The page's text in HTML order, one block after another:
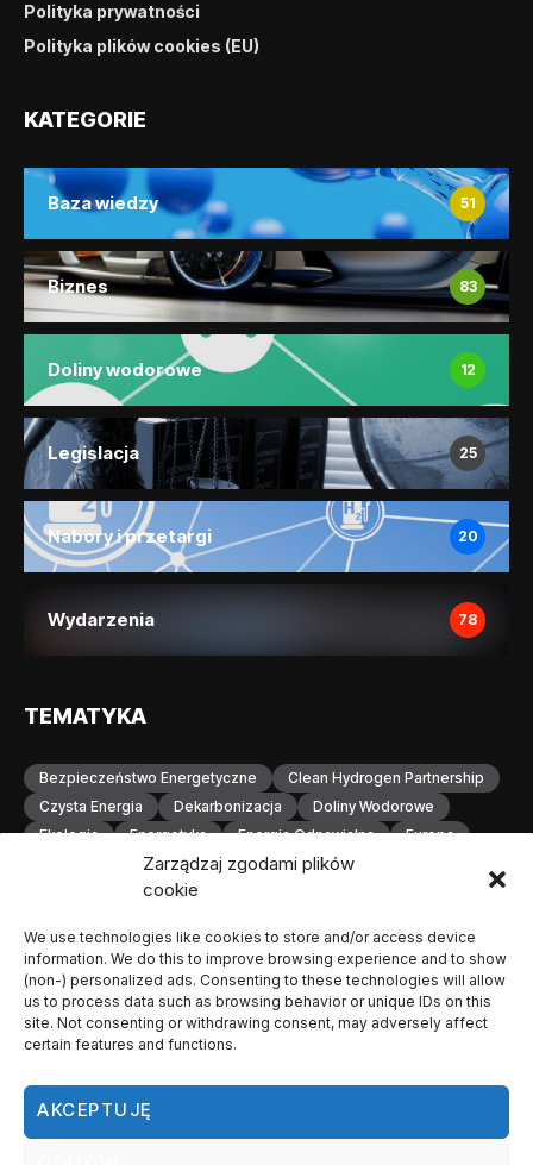
Zarządzaj zgodami plików
cookie
We use technologies like cookies to store and/or access device
information. We do this to improve browsing experience and to show
(non-) personalized ads. Consenting to these technologies will allow
us to process data such as browsing behavior or unique IDs on this
site. Not consenting or withdrawing consent, may adversely affect
certain features and functions.
AKCEPTUJĘ
Polityka prywatności
Polityka plików cookies (EU)
KATEGORIE
Baza wiedzy 51
Biznes 83
Doliny wodorowe 12
Legislacja 25
Nabory i przetargi 20
Wydarzenia 78
TEMATYKA
Bezpieczeństwo Energetyczne
Clean Hydrogen Partnership
Czysta Energia
Dekarbonizacja
Doliny Wodorowe
Ekologia
Energetyka Energia Odnawialna
Europa
Gospodarka Wodorowa
H2
Hydrogen Europe
Infrastruktura Wodorowa
Magazynowanie Energii
Magazynowanie Wodoru
Małopolska
Neutralność Klimatyczna
Odnawialne Źródła Energii
Ogniwa Paliwowe
Orlen
OZE
Polska Produkcja Wodoru
Przemysł
Transformacja Energetyczna